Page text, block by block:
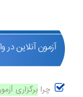
آزمون آنلاین
چرا برگزاری